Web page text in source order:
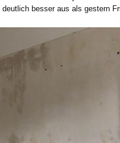
besser aus als gestern